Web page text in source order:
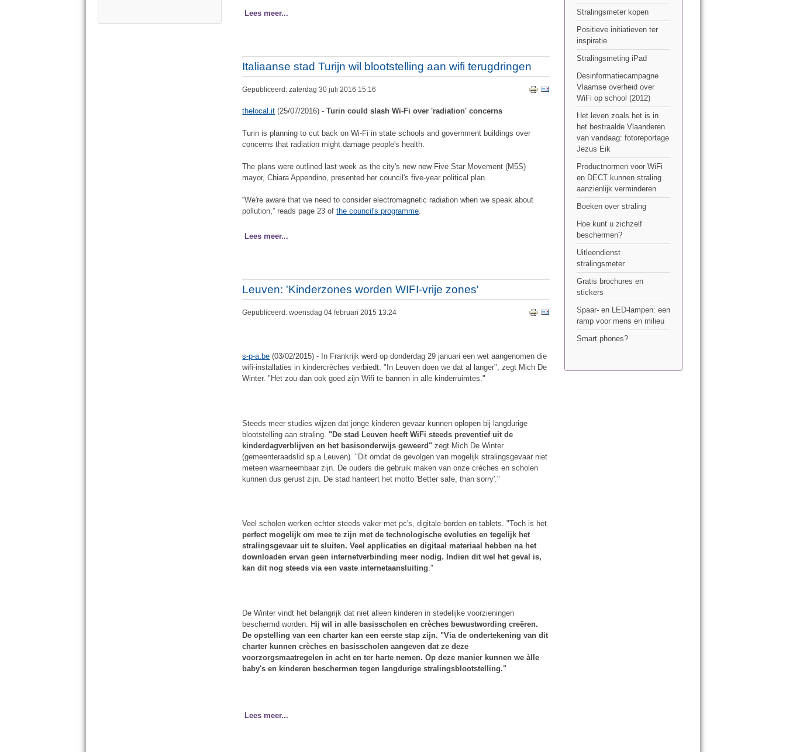
Lees meer...
Italiaanse stad Turijn wil blootstelling aan wifi terugdringen
Gepubliceerd: zaterdag 30 juli 2016 15:16
thelocal.it (25/07/2016) -Turin could slash Wi-Fi over 'radiation' concerns
Turin is planning to cut back on Wi-Fi in state schools and government buildings over
concerns that radiation might damage people's health.
The plans were outlined last week as the city's new new Five Star Movement (M5S)
mayor, Chiara Appendino, presented her council's five-year political plan.
“We're aware that we need to consider electromagnetic radiation when we speak about
pollution,” reads page 23 ofthe council's programme.
Lees meer...
Leuven: 'Kinderzones worden WIFI-vrije zones'
Gepubliceerd: woensdag 04 februari 2015 13:24
s-p-a.be (03/02/2015) - In Frankrijk werd op donderdag 29 januari een wet aangenomen die
wifi-installaties in kindercrèches verbiedt. "In Leuven doen we dat al langer", zegt Mich De
Winter. "Het zou dan ook goed zijn Wifi te bannen in alle kinderruimtes."
Steeds meer studies wijzen dat jonge kinderen gevaar kunnen oplopen bij langdurige
blootstelling aan straling. "De stad Leuven heeft WiFi steeds preventief uit de
kinderdagverblijven en het basisonderwijs geweerd"zegt Mich De Winter
(gemeenteraadslid sp.a Leuven). "Dit omdat de gevolgen van mogelijk stralingsgevaar niet
meteen waarneembaar zijn. De ouders die gebruik maken van onze crèches en scholen
kunnen dus gerust zijn. De stad hanteert het motto 'Better safe, than sorry'."
Veel scholen werken echter steeds vaker met pc's, digitale borden en tablets. "Toch is het
perfect mogelijk om mee te zijn met de technologische evoluties en tegelijk het
stralingsgevaar uit te sluiten. Veel applicaties en digitaal materiaal hebben na het
downloaden ervan geen internetverbinding meer nodig. Indien dit wel het geval is,
kan dit nog steeds via een vaste internetaansluiting."
De Winter vindt het belangrijk dat niet alleen kinderen in stedelijke voorzieningen
beschermd worden. Hijwil in alle basisscholen en crèches bewustwording creëren.
De opstelling van een charter kan een eerste stap zijn. "Via de ondertekening van dit
charter kunnen crèches en basisscholen aangeven dat ze deze
voorzorgsmaatregelen in acht en ter harte nemen. Op deze manier kunnen we àlle
baby's en kinderen beschermen tegen langdurige stralingsblootstelling."
Lees meer...
Stralingsmeter kopen
Positieve initiatieven ter
inspiratie
Stralingsmeting iPad
Desinformatiecampagne
Vlaamse overheid over
WiFi op school (2012)
Het leven zoals het is in
het bestraalde Vlaanderen
van vandaag: fotoreportage
Jezus Eik
Productnormen voor WiFi
en DECT kunnen straling
aanzienlijk verminderen
Boeken over straling
Hoe kunt u zichzelf
beschermen?
Uitleendienst
stralingsmeter
Gratis brochures en
stickers
Spaar- en LED-lampen: een
ramp voor mens en milieu
Smart phones?